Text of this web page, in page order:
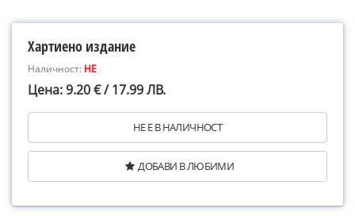
Хартиено издание
Наличност: НЕ
Цена: 9.20 € / 17.99 ЛВ.
НЕ Е В НАЛИЧНОСТ
ДОБАВИ В ЛЮБИМИ